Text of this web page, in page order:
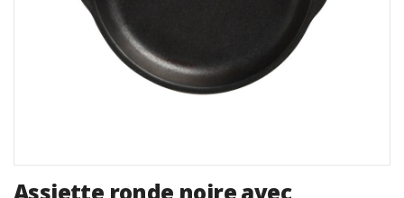
Assiette ronde noire avec